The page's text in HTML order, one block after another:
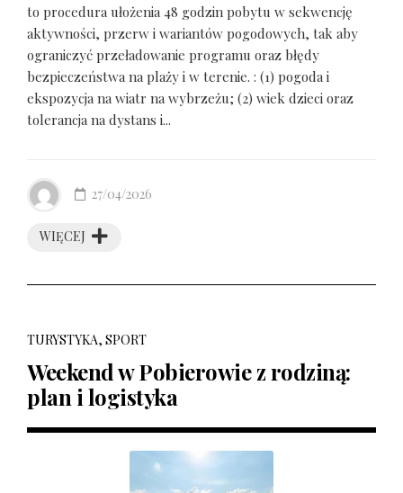
to procedura ułożenia 48 godzin pobytu w sekwencję
aktywności, przerw i wariantów pogodowych, tak aby
ograniczyć przeładowanie programu oraz błędy
bezpieczeństwa na plaży i w terenie. : (1) pogoda i
ekspozycja na wiatr na wybrzeżu; (2) wiek dzieci oraz
tolerancja na dystans i...
WIĘCEJ
27/04/2026
TURYSTYKA, SPORT
Weekend w Pobierowie z rodziną:
plan i logistyka